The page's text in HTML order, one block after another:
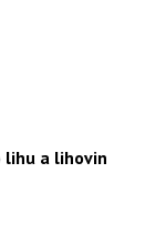
lihu a lihovin